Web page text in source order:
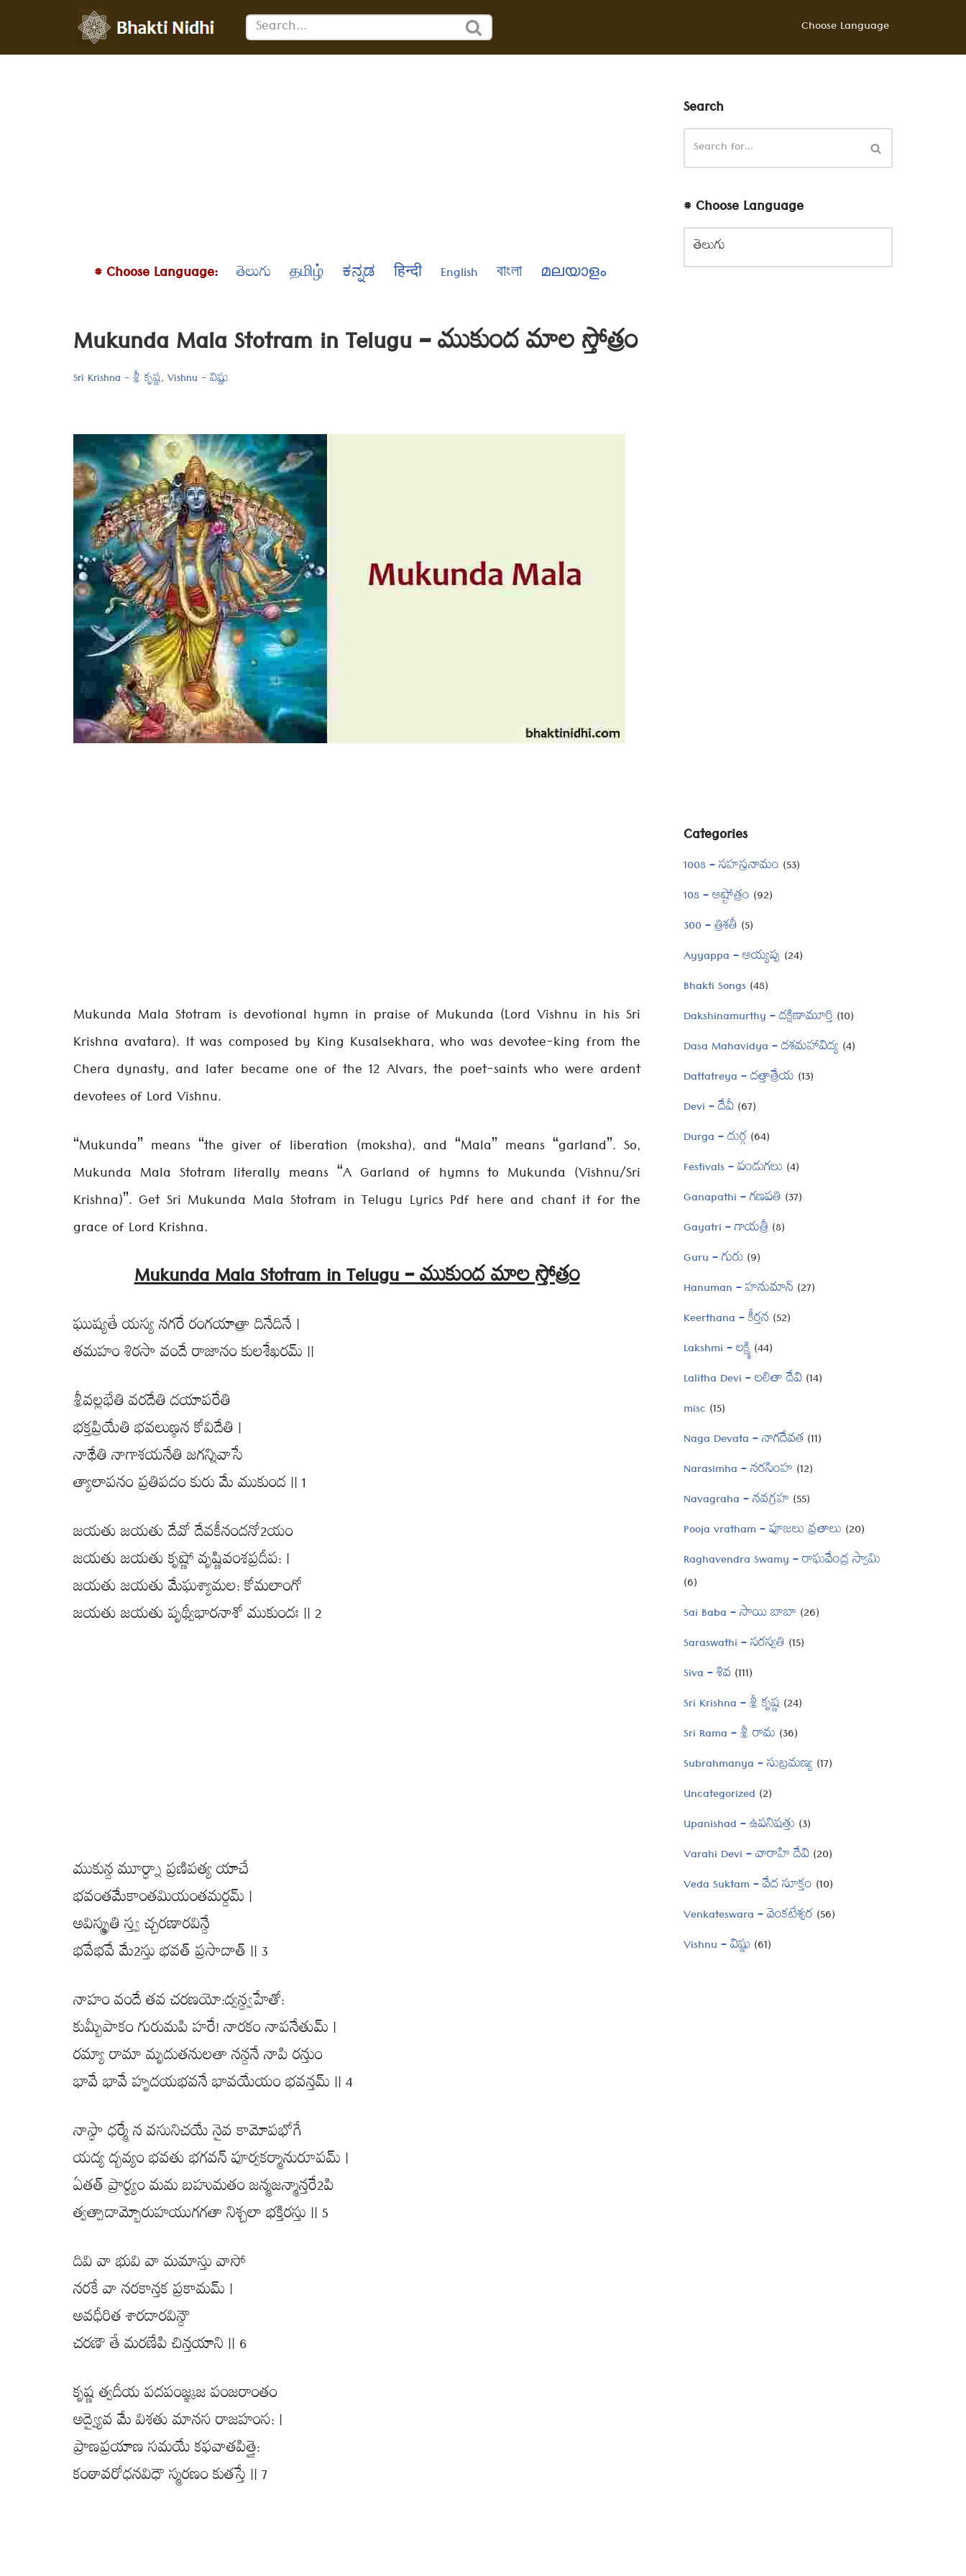
Choose Language
# Choose Language: తెలుగు தமிழ் ಕನ್ನಡ हिन्दी English বাংলা മലയാളം
Mukunda Mala Stotram in Telugu – ముకుంద మాల స్తోత్రం
Sri Krishna - శ్రీ కృష్ణ, Vishnu - విష్ణు
Mukunda Mala Stotram is devotional hymn in praise of Mukunda (Lord Vishnu in his Sri
Krishna avatara). It was composed by King Kusalsekhara, who was devotee-king from the
Chera dynasty, and later became one of the 12 Alvars, the poet-saints who were ardent
devotees of Lord Vishnu.
“Mukunda” means “the giver of liberation (moksha), and “Mala” means “garland”. So,
Mukunda Mala Stotram literally means “A Garland of hymns to Mukunda (Vishnu/Sri
Krishna)”. Get Sri Mukunda Mala Stotram in Telugu Lyrics Pdf here and chant it for the
grace of Lord Krishna.
Mukunda Mala Stotram in Telugu – ముకుంద మాల స్తోత్రం
ఘుష్యతే యస్య నగరే రంగయాత్రా దినేదినే |
తమహం శిరసా వందే రాజానం కులశేఖరమ్ ||
శ్రీవల్లభేతి వరదేతి దయాపరేతి
భక్తప్రియేతి భవలుణ్ఠన కోవిదేతి |
నాథేతి నాగాశయనేతి జగన్నివాసే
త్యాలాపనం ప్రతిపదం కురు మే ముకుంద || 1
జయతు జయతు దేవో దేవకీనందనో2యం
జయతు జయతు కృష్ణో వృష్ణివంశప్రదీప: |
జయతు జయతు మేఘశ్యామల: కోమలాంగో
జయతు జయతు పృథ్వీభారనాశో ముకుందః || 2
ముకున్ద మూర్ధ్నా ప్రణిపత్య యాచే
భవంతమేకాంతమియంతమర్దమ్ |
అవిస్మృతి స్త్వ చ్చరణారవిన్దే
భవేభవే మే2స్తు భవత్ ప్రసాదాత్ || 3
నాహం వందే తవ చరణయో:ద్వన్ద్వహేతో:
కుమ్భీపాకం గురుమపి హరే! నారకం నాపనేతుమ్ |
రమ్యా రామా మృదుతనులతా నన్దనే నాపి రన్తుం
భావే భావే హృదయభవనే భావయేయం భవన్తమ్ || 4
నాస్ధా ధర్మే న వసునిచయే నైవ కామోపభోగే
యద్య ద్భవ్యం భవతు భగవన్ పూర్వకర్మానురూపమ్ |
ఏతత్ ప్రార్ధ్యం మమ బహుమతం జన్మజన్మాన్తరే2పి
త్వత్పాదామ్భోరుహయుగగతా నిశ్చలా భక్తిరస్తు || 5
దివి వా భువి వా మమాస్తు వాసో
నరకే వా నరకాన్తక ప్రకామమ్ |
అవధీరిత శారదారవిన్దౌ
చరణౌ తే మరణేపి చిన్తయాని || 6
కృష్ణ త్వదీయ పదపంజ్ఞ్కజ పంజరాంతం
అద్వ్యైవ మే విశతు మానస రాజహంస: |
ప్రాణప్రయాణ సమయే కఫవాతపిత్తై:
కంఠావరోధనవిధౌ స్మరణం కుతస్తే || 7
Search
# Choose Language
Categories
1008 – సహస్రనామం (53)
108 – అష్టోత్రం (92)
300 – త్రిశతీ (5)
Ayyappa – అయ్యప్ప (24)
Bhakti Songs(48)
Dakshinamurthy – దక్షిణామూర్తి (10)
Dasa Mahavidya – దశమహావిద్య (4)
Dattatreya – దత్తాత్రేయ (13)
Devi – దేవీ(67)
Durga – దుర్గ(64)
Festivals – పండుగలు (4)
Ganapathi – గణపతి (37)
Gayatri – గాయత్రీ (8)
Guru – గురు (9)
Hanuman – హనుమాన్ (27)
Keerthana – కీర్తన (52)
Lakshmi – లక్ష్మి(44)
Lalitha Devi – లలితా దేవి(14)
misc (15)
Naga Devata – నాగదేవత(11)
Narasimha – నరసింహ (12)
Navagraha – నవగ్రహ (55)
Pooja vratham – పూజలు వ్రతాలు (20)
Raghavendra Swamy – రాఘవేంద్ర స్వామి
(6)
Sai Baba – సాయి బాబా (26)
Saraswathi – సరస్వతి (15)
Siva – శివ (111)
Sri Krishna – శ్రీ కృష్ణ (24)
Sri Rama – శ్రీ రామ (36)
Subrahmanya – సుబ్రమణ్య (17)
Uncategorized (2)
Upanishad – ఉపనిషత్తు (3)
Varahi Devi – వారాహి దేవి(20)
Veda Suktam – వేద సూక్తం (10)
Venkateswara – వెంకటేశ్వర(56)
Vishnu – విష్ణు (61)